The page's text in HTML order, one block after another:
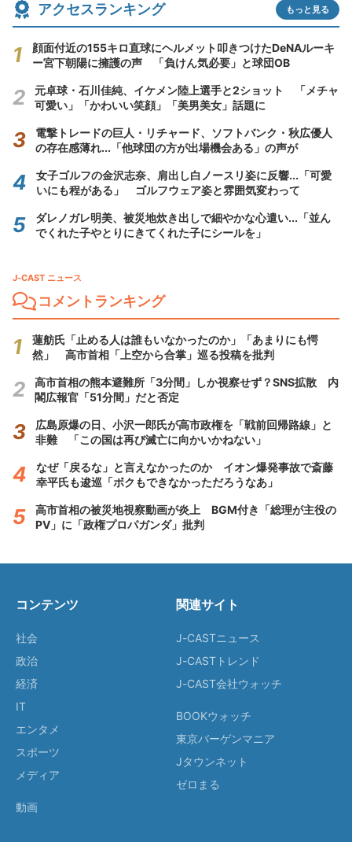
アクセスランキング もっと見る
顔面付近の155キロ直球にヘルメット叩きつけたDeNAルーキ
ー宮下朝陽に擁護の声 「負けん気必要」と球団OB
元卓球・石川佳純、イケメン陸上選手と2ショット 「メチャ
可愛い」「かわいい笑顔」「美男美女」話題に
電撃トレードの巨人・リチャード、ソフトバンク・秋広優人
の存在感薄れ...「他球団の方が出場機会ある」の声が
女子ゴルフの金沢志奈、肩出し白ノースリ姿に反響...「可愛
いにも程がある」 ゴルフウェア姿と雰囲気変わって
ダレノガレ明美、被災地炊き出しで細やかな心遣い...「並ん
でくれた子やとりにきてくれた子にシールを」
J-CAST ニュース
コメントランキング
蓮舫氏「止める人は誰もいなかったのか」「あまりにも愕
然」 高市首相「上空から合掌」巡る投稿を批判
高市首相の熊本避難所「3分間」しか視察せず？SNS拡散 内
閣広報官「51分間」だと否定
広島原爆の日、小沢一郎氏が高市政権を「戦前回帰路線」と
非難 「この国は再び滅亡に向かいかねない」
なぜ「戻るな」と言えなかったのか イオン爆発事故で斎藤
幸平氏も逡巡「ボクもできなかっただろうなあ」
高市首相の被災地視察動画が炎上 BGM付き「総理が主役の
PV」に「政権プロパガンダ」批判
コンテンツ
社会
政治
経済
IT
エンタメ
スポーツ
メディア
動画
関連サイト
J-CASTニュース
J-CASTトレンド
J-CAST会社ウォッチ
BOOKウォッチ
東京バーゲンマニア
Jタウンネット
ゼロまる